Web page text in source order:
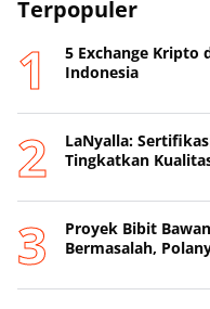
Terpopuler
5 Exchange Kripto
Indonesia
LaNyalla:
Tingkatkan
Proyek Bibit
Bermasalah,